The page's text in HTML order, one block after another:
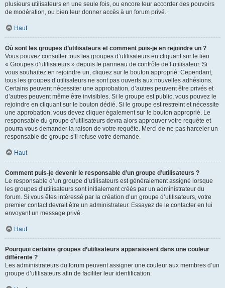
plusieurs utilisateurs en une seule fois, ou encore leur accorder des pouvoirs
de modération, ou bien leur donner accès à un forum privé.
Haut
Où sont les groupes d’utilisateurs et comment puis-je en rejoindre un ?
Vous pouvez consulter tous les groupes d’utilisateurs en cliquant sur le lien
« Groupes d’utilisateurs » depuis le panneau de contrôle de l’utilisateur. Si
vous souhaitez en rejoindre un, cliquez sur le bouton approprié. Cependant,
tous les groupes d’utilisateurs ne sont pas ouverts aux nouvelles adhésions.
Certains peuvent nécessiter une approbation, d’autres peuvent être privés et
d’autres peuvent même être invisibles. Si le groupe est public, vous pouvez le
rejoindre en cliquant sur le bouton dédié. Si le groupe est restreint et nécessite
une approbation, vous devez cliquer également sur le bouton approprié. Le
responsable du groupe d’utilisateurs devra alors approuver votre requête et
pourra vous demander la raison de votre requête. Merci de ne pas harceler un
responsable de groupe s’il refuse votre demande.
Haut
Comment puis-je devenir le responsable d’un groupe d’utilisateurs ?
Le responsable d’un groupe d’utilisateurs est généralement assigné lorsque
les groupes d’utilisateurs sont initialement créés par un administrateur du
forum. Si vous êtes intéressé par la création d’un groupe d’utilisateurs, votre
premier contact devrait être un administrateur. Essayez de le contacter en lui
envoyant un message privé.
Haut
Pourquoi certains groupes d’utilisateurs apparaissent dans une couleur
différente ?
Les administrateurs du forum peuvent assigner une couleur aux membres d’un
groupe d’utilisateurs afin de faciliter leur identification.